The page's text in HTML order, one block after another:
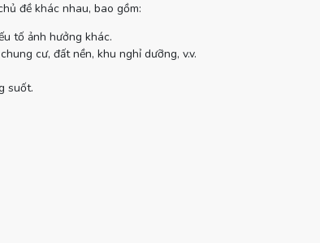
đề khác nhau, bao gồm:
tố ảnh hưởng khác.
cư, đất nền, khu nghỉ dưỡng, v.v.
suốt.